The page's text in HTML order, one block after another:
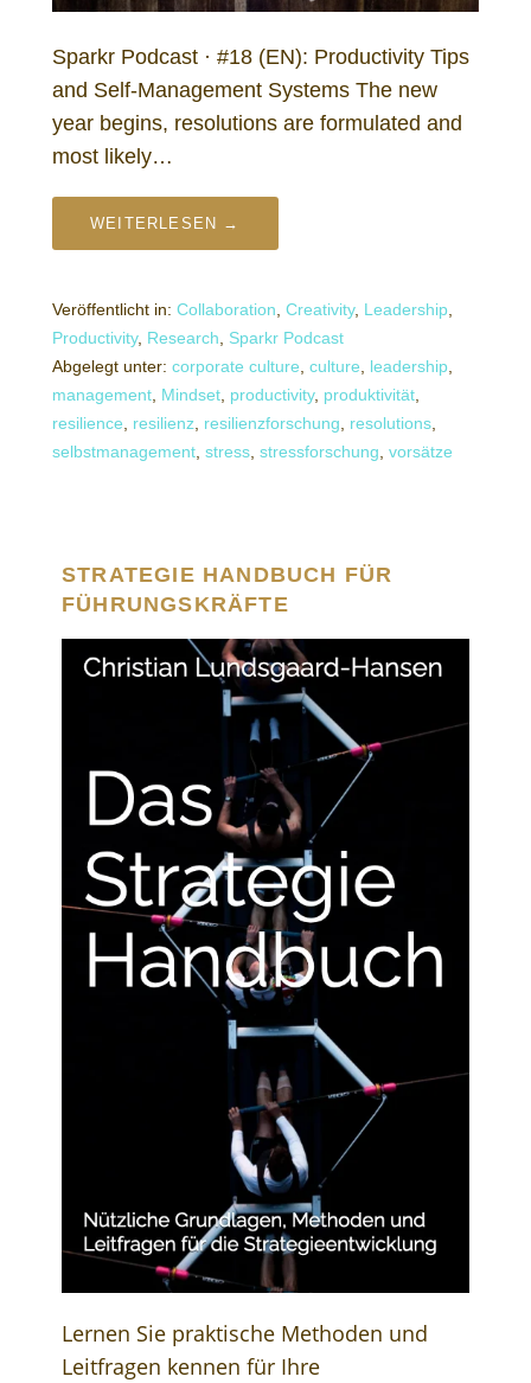
Sparkr Podcast · #18 (EN): Productivity Tips
and Self-Management Systems The new
year begins, resolutions are formulated and
most likely…
WEITERLESEN →
Veröffentlicht in: Collaboration Creativity, Leadership
Productivity, Research
Sparkr Podcast
Abgelegt unter: corporate culture culture leadership
management Mindset productivity, produktivität
resilience
resilienz resilienzforschung resolutions
selbstmanagement stress stressforschung vorsätze
STRATEGIE HANDBUCH FÜR
FÜHRUNGSKRÄFTE
Lernen Sie praktische Methoden und
Leitfragen kennen für Ihre